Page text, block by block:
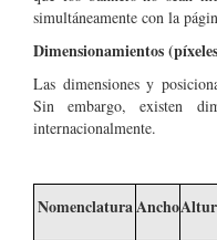
simultáneamente con la
Dimensionamientos
Las dimensiones y
Sin embargo, existen
internacionalmente.
NomenclaturaAncho